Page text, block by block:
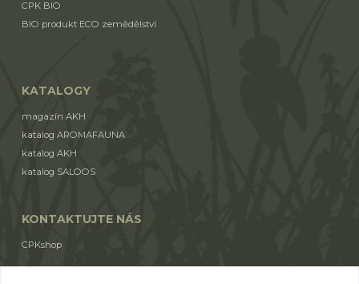
CPK BIO
BIO produkt ECO zemědělství
KATALOGY
magazín AKH
katalog AROMAFAUNA
katalog AKH
katalog SALOOS
KONTAKTUJTE NÁS
CPKshop